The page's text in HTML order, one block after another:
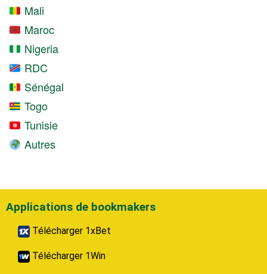
Mali
Maroc
Nigeria
RDC
Sénégal
Togo
Tunisie
Autres
Applications de bookmakers
Télécharger 1xBet
Télécharger 1Win